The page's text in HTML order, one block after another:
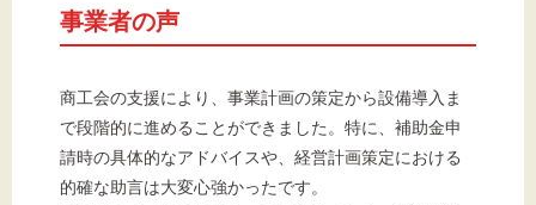
事業者の声
商工会の支援により、事業計画の策定から設備導入ま
で段階的に進めることができました。特に、補助金申
請時の具体的なアドバイスや、経営計画策定における
的確な助言は大変心強かったです。